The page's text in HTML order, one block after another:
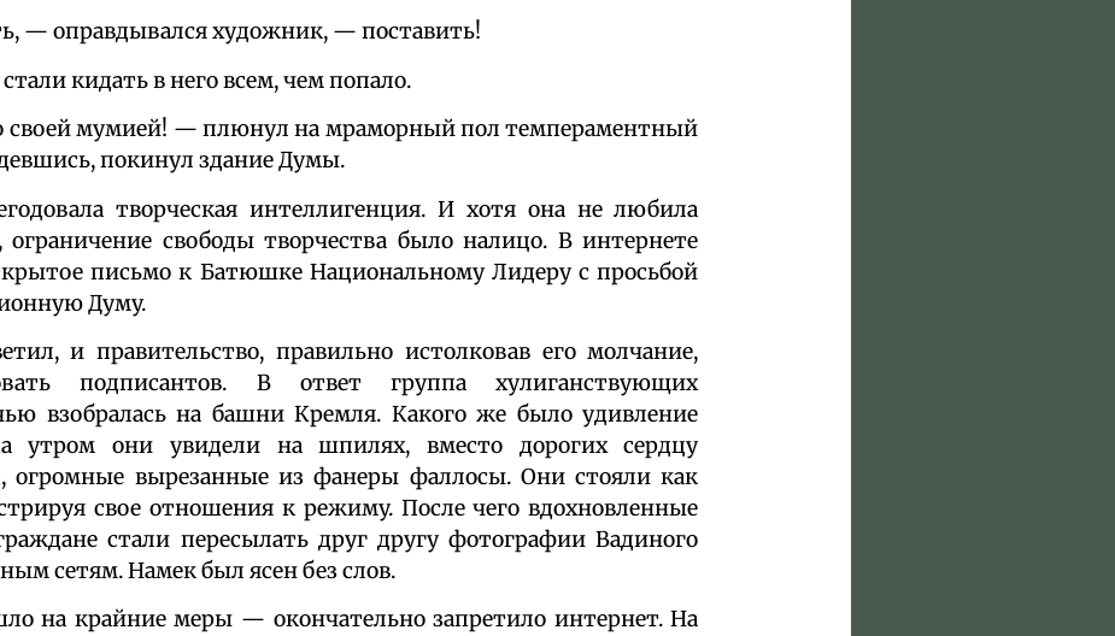
— оправдывался художник, — поставить!
кидать в него всем, чем попало.
своей мумией! — плюнул на мраморный пол темпераментный
покинул здание Думы.
творческая интеллигенция. И хотя она не любила
ограничение свободы творчества было налицо. В интернете
письмо к Батюшке Национальному Лидеру с просьбой
Думу.
и правительство, правильно истолковав его молчание,
подписантов. В ответ группа хулиганствующих
взобралась на башни Кремля. Какого же было удивление
утром они увидели на шпилях, вместо дорогих сердцу
огромные вырезанные из фанеры фаллосы. Они стояли как
свое отношения к режиму. После чего вдохновленные
стали пересылать друг другу фотографии Вадиного
сетям. Намек был ясен без слов.
на крайние меры — окончательно запретило интернет. На